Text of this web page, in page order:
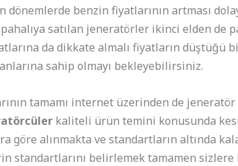
benzin fiyatlarının artması
satılan jeneratörler ikinci elden de
da dikkate almalı fiyatların düştüğü
sahip olmayı bekleyebilirsiniz.
tamamı internet üzerinden de
kaliteli ürün temini konusunda
göre alınmakta ve standartların altında
belirlemek tamamen sizlere